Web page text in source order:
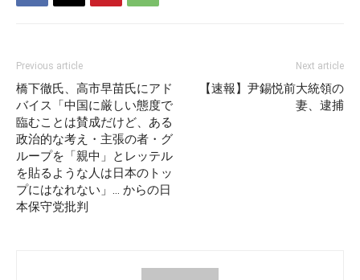
Previous article
橋下徹氏、高市早苗氏にアド
バイス「中国に厳しい態度で
臨むことは賛成だけど、ある
政治的な考え・主張の者・グ
ループを「親中」とレッテル
を貼るような人は日本のトッ
プにはなれない」… からの日
本保守党批判
Next article
【速報】尹錫悦前大統領の
妻、逮捕